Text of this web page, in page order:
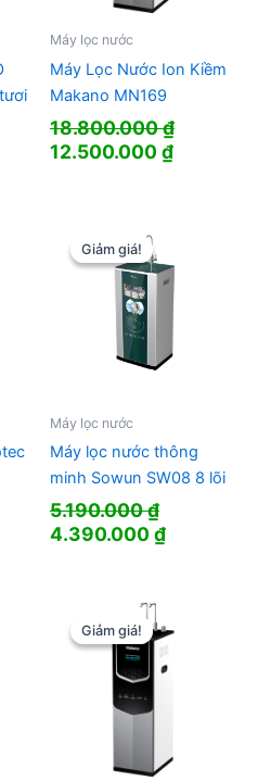
Máy lọc nước
Máy Lọc Nước Ion Kiềm
Makano MN169
18.800.000₫
Giá
12.500.000₫Giá
Giảm giá!
Giảm giá!
Máy lọc nước
Máy lọc nước thông
minh Sowun SW08 8 lõi
5.190.000₫
Giá
5.190.000 ₫.
4.390.000₫Giá
Giảm giá!
Giảm giá!